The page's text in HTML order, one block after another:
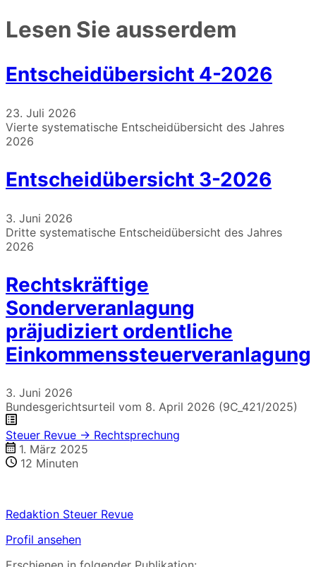
Lesen Sie ausserdem
Entscheidübersicht 4-2026
23. Juli 2026
Vierte systematische Entscheidübersicht des Jahres
2026
Entscheidübersicht 3-2026
3. Juni 2026
Dritte systematische Entscheidübersicht des Jahres
2026
Rechtskräftige
Sonderveranlagung
präjudiziert ordentliche
Einkommenssteuerveranlagung
3. Juni 2026
Bundesgerichtsurteil vom 8. April 2026 (9C_421/2025)
Steuer Revue → Rechtsprechung
1. März 2025
12 Minuten
Redaktion Steuer Revue
Profil ansehen